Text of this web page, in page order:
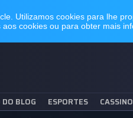
BLOG ESPORTES CASSINO